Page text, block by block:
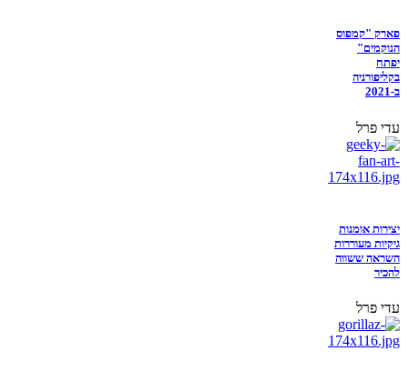
פארק "קמפוס
הנוקמים"
יפתח
בקליפורניה
ב-2021
עדי פרל
יצירות אומנות
גיקיות מעוררות
השראה ששווה
להכיר
עדי פרל